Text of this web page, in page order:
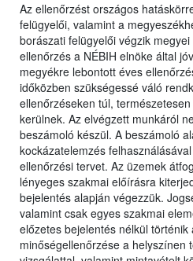
Az ellenőrzést országos
felügyelői, valamint a
borászati felügyelői végzik
ellenőrzés a NÉBIH elnöke által
megyékre lebontott éves
időközben szükségessé váló
ellenőrzéseken túl,
kerülnek. Az elvégzett munkáról
beszámoló készül. A beszámoló
kockázatelemzés
ellenőrzési tervet. Az üzemek
lényeges szakmai előírásra
bejelentés alapján végezzük.
valamint csak egyes szakmai
előzetes bejelentés nélkül
minőségellenőrzése a helyszínen